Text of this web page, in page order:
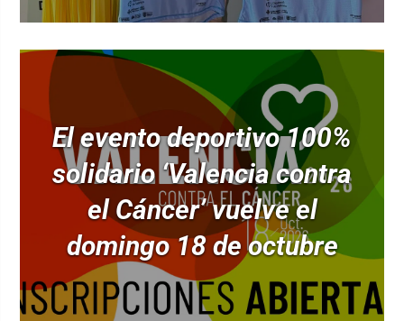
El evento deportivo 100%
solidario ‘Valencia contra
el Cáncer’ vuelve el
domingo 18 de octubre